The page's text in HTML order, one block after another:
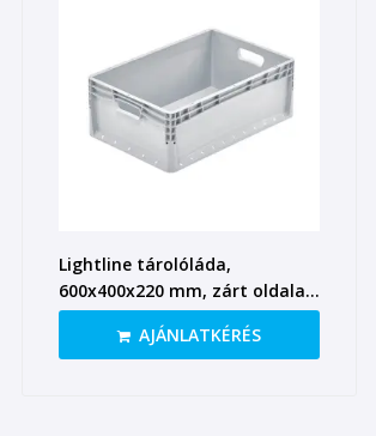
Lightline tárolóláda,
600x400x220 mm, zárt oldalak,
zárt fül
AJÁNLATKÉRÉS